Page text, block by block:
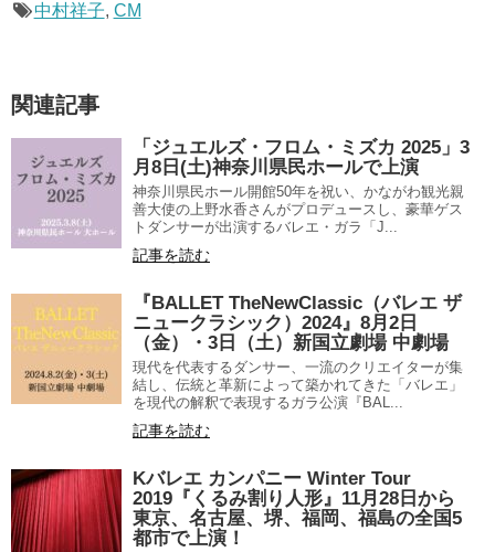
中村祥子, CM
関連記事
「ジュエルズ・フロム・ミズカ 2025」3
月8日(土)神奈川県民ホールで上演
神奈川県民ホール開館50年を祝い、かながわ観光親
善大使の上野水香さんがプロデュースし、豪華ゲス
トダンサーが出演するバレエ・ガラ「J...
記事を読む
『BALLET TheNewClassic（バレエ ザ
ニュークラシック）2024』8月2日
（金）・3日（土）新国立劇場 中劇場
現代を代表するダンサー、一流のクリエイターが集
結し、伝統と革新によって築かれてきた「バレエ」
を現代の解釈で表現するガラ公演『BAL...
記事を読む
Kバレエ カンパニー Winter Tour
2019『くるみ割り人形』11月28日から
東京、名古屋、堺、福岡、福島の全国5
都市で上演！